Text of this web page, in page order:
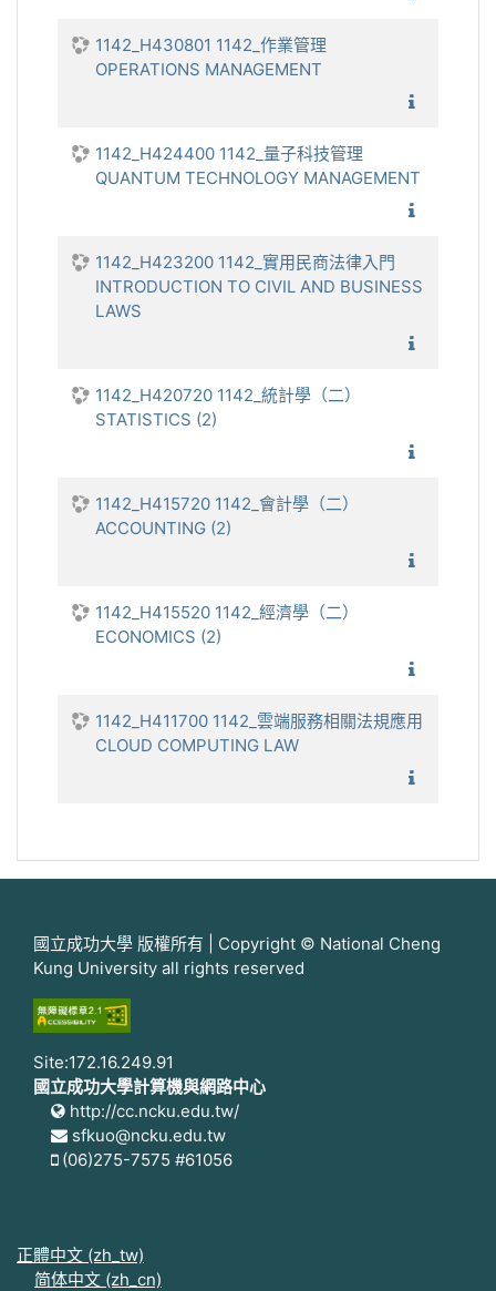
1142_H430801 1142_作業管理
OPERATIONS MANAGEMENT
1142_H424400 1142_量子科技管理
QUANTUM TECHNOLOGY MANAGEMENT
1142_H423200 1142_實用民商法律入門
INTRODUCTION TO CIVIL AND BUSINESS
LAWS
1142_H420720 1142_統計學（二）
STATISTICS (2)
1142_H415720 1142_會計學（二）
ACCOUNTING (2)
1142_H415520 1142_經濟學（二）
ECONOMICS (2)
1142_H411700 1142_雲端服務相關法規應用
CLOUD COMPUTING LAW
國立成功大學 版權所有 | Copyright © National Cheng
Kung University all rights reserved
Site:172.16.249.91
國立成功大學計算機與網路中心
http://cc.ncku.edu.tw/
sfkuo@ncku.edu.tw
(06)275-7575 #61056
正體中文 ‎(zh_tw)‎
简体中文 ‎(zh_cn)‎